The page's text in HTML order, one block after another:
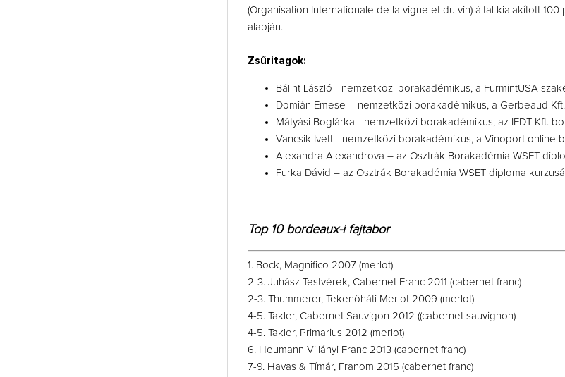
(Organisation Internationale de la vigne et du vin) által kialakított 100
alapján.
Zsűritagok:
Bálint László - nemzetközi borakadémikus, a FurmintUSA
Domián Emese – nemzetközi borakadémikus, a Gerbeaud
Mátyási Boglárka - nemzetközi borakadémikus, az IFDT Kft.
Vancsik Ivett - nemzetközi borakadémikus, a Vinoport online
Alexandra Alexandrova – az Osztrák Borakadémia WSET
Furka Dávid – az Osztrák Borakadémia WSET diploma
Top 10 bordeaux-i fajtabor
1. Bock, Magnifico 2007 (merlot)
2-3. Juhász Testvérek, Cabernet Franc 2011 (cabernet franc)
2-3. Thummerer, Tekenőháti Merlot 2009 (merlot)
4-5. Takler, Cabernet Sauvigon 2012 ((cabernet sauvignon)
4-5. Takler, Primarius 2012 (merlot)
6. Heumann Villányi Franc 2013 (cabernet franc)
7-9. Havas & Tímár, Franom 2015 (cabernet franc)